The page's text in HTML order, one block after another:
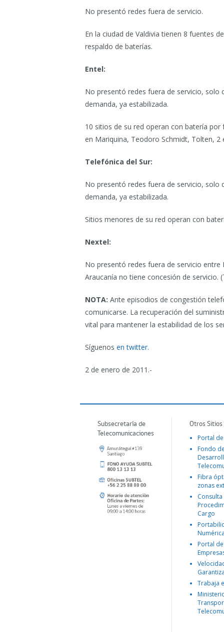
No presentó redes fuera de servicio.
En la ciudad de Valdivia tienen 8 fuentes
respaldo de baterías.
Entel:
No presentó redes fuera de servicio,
demanda, ya estabilizada.
10 sitios de su red operan con batería
en Mariquina, Teodoro Schmidt, Tolten, 2
Telefónica del Sur:
No presentó redes fuera de servicio,
demanda, ya estabilizada.
Sitios menores de su red operan con
Nextel:
No presentó redes fuera de servicio entre
Araucanía no tiene concesión de servicio.
NOTA: Ante episodios de congestión
comunicarse. La recuperación del
vital para mantener la estabilidad de los
Síguenos en twitter.
2 de enero de 2011.-
Subsecretaría de
Telecomunicaciones
Otros
Portal
Fondo
Fibra
zonas
Consulta
Cargo
Portal
Trabaja